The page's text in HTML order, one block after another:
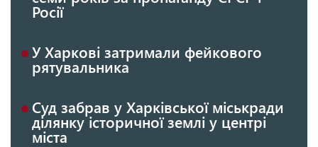
Росії
У Харкові затримали фейкового
рятувальника
Суд забрав у Харківської міськради
ділянку історичної землі у центрі
міста